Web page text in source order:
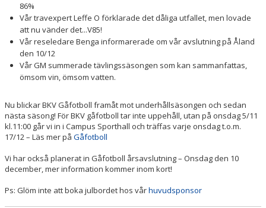
86%
Vår travexpert Leffe O förklarade det dåliga utfallet, men lovade
att nu vänder det...V85!
Vår reseledare Benga informarerade om vår avslutning på Åland
den 10/12
Vår GM summerade tävlingssäsongen som kan sammanfattas,
ömsom vin, ömsom vatten.
Nu blickar BKV Gåfotboll framåt mot underhållsäsongen och sedan
nästa säsong! För BKV gåfotboll tar inte uppehåll, utan på onsdag 5/11
kl.11:00 går vi in i Campus Sporthall och träffas varje onsdag t.o.m.
17/12 – Läs mer på Gåfotboll
Vi har också planerat in Gåfotboll årsavslutning – Onsdag den 10
december, mer information kommer inom kort!
Ps: Glöm inte att boka julbordet hos vårhuvudsponsor